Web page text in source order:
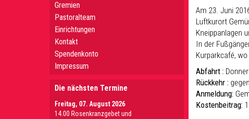
Am 23. Juni
Luftkurort
Kneippanlagen
In der
Kurparkcafé,
Abfahrt :
Rückkehr :
Anmeldung:
Kostenbeitrag:
Gremien
Pastoralteam
Einrichtungen
Kontakt
Spendenkonto
Impressum
Die nächsten Termine
Freitag, 07. August 2026
14.00 Rosenkranzgebet und